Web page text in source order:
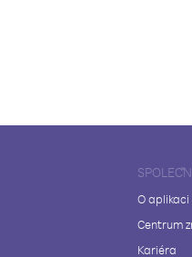
O
Centrum
Kariéra